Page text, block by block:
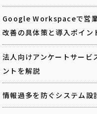
Google Workspaceで営
改善の具体策と導入ポイン
法人向けアンケートサービ
ントを解説
情報過多を防ぐシステム